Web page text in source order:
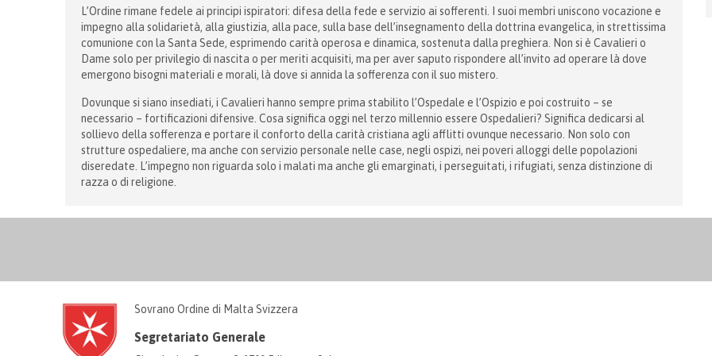
L’Ordine rimane fedele ai principi ispiratori: difesa della fede e servizio ai sofferenti. I suoi membri uniscono vocazione e
impegno alla solidarietà, alla giustizia, alla pace, sulla base dell’insegnamento della dottrina evangelica, in strettissima
comunione con la Santa Sede, esprimendo carità operosa e dinamica, sostenuta dalla preghiera. Non si è Cavalieri o
Dame solo per privilegio di nascita o per meriti acquisiti, ma per aver saputo rispondere all’invito ad operare là dove
emergono bisogni materiali e morali, là dove si annida la sofferenza con il suo mistero.
Dovunque si siano insediati, i Cavalieri hanno sempre prima stabilito l’Ospedale e l’Ospizio e poi costruito – se
necessario – fortificazioni difensive. Cosa significa oggi nel terzo millennio essere Ospedalieri? Significa dedicarsi al
sollievo della sofferenza e portare il conforto della carità cristiana agli afflitti ovunque necessario. Non solo con
strutture ospedaliere, ma anche con servizio personale nelle case, negli ospizi, nei poveri alloggi delle popolazioni
diseredate. L’impegno non riguarda solo i malati ma anche gli emarginati, i perseguitati, i rifugiati, senza distinzione di
razza o di religione.
Sovrano Ordine di Malta Svizzera
Segretariato Generale